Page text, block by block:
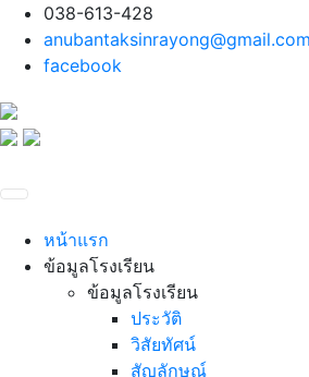
038-613-428
anubantaksinrayong@gmail.com
facebook
หน้าแรก
ข้อมูลโรงเรียน
ข้อมูลโรงเรียน
ประวัติ
วิสัยทัศน์
สัญลักษณ์